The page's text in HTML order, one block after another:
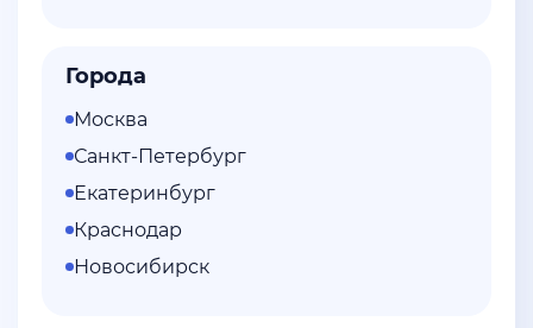
Города
Москва
Санкт-Петербург
Екатеринбург
Краснодар
Новосибирск